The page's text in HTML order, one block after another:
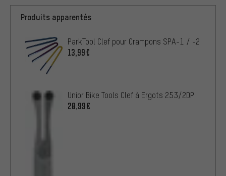
Produits apparentés
ParkTool Clef pour Crampons SPA-1 / -2
13,99€
Unior Bike Tools Clef à Ergots 253/2DP
20,99€